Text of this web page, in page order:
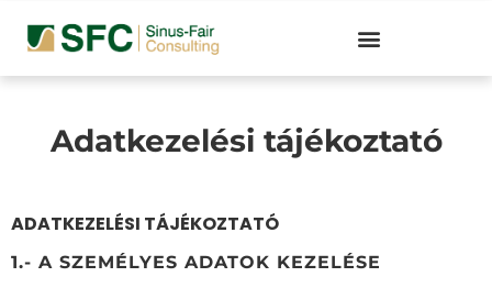
Adatkezelési tájékoztató
ADATKEZELÉSI TÁJÉKOZTATÓ
1.- A SZEMÉLYES ADATOK KEZELÉSE